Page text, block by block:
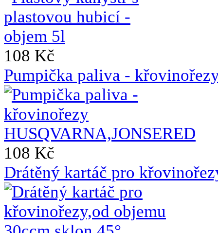
108 Kč
Pumpička paliva -
108 Kč
Drátěný kartáč pro